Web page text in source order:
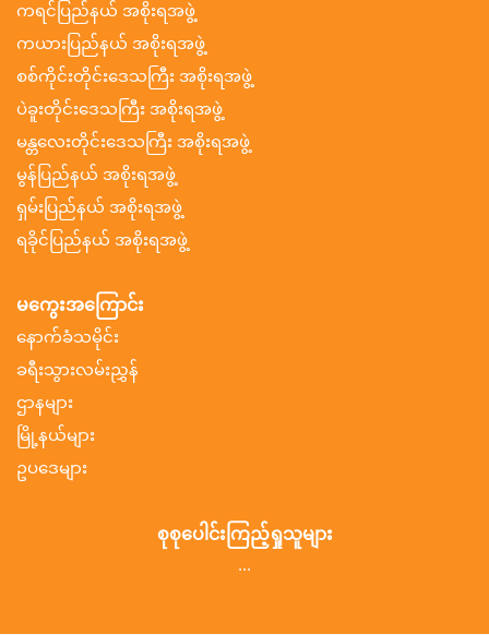
ကရင်ပြည်နယ် အစိုးရအဖွဲ့
ကယားပြည်နယ် အစိုးရအဖွဲ့
စစ်ကိုင်းတိုင်းဒေသကြီး အစိုးရအဖွဲ့
ပဲခူးတိုင်းဒေသကြီး အစိုးရအဖွဲ့
မန္တလေးတိုင်းဒေသကြီး အစိုးရအဖွဲ့
မွန်ပြည်နယ် အစိုးရအဖွဲ့
ရှမ်းပြည်နယ် အစိုးရအဖွဲ့
ရခိုင်ပြည်နယ် အစိုးရအဖွဲ့
မကွေးအကြောင်း
နောက်ခံသမိုင်း
ခရီးသွားလမ်းညွှန်
ဌာနများ
မြို့နယ်များ
ဥပဒေများ
စုစုပေါင်းကြည့်ရှုသူများ
...